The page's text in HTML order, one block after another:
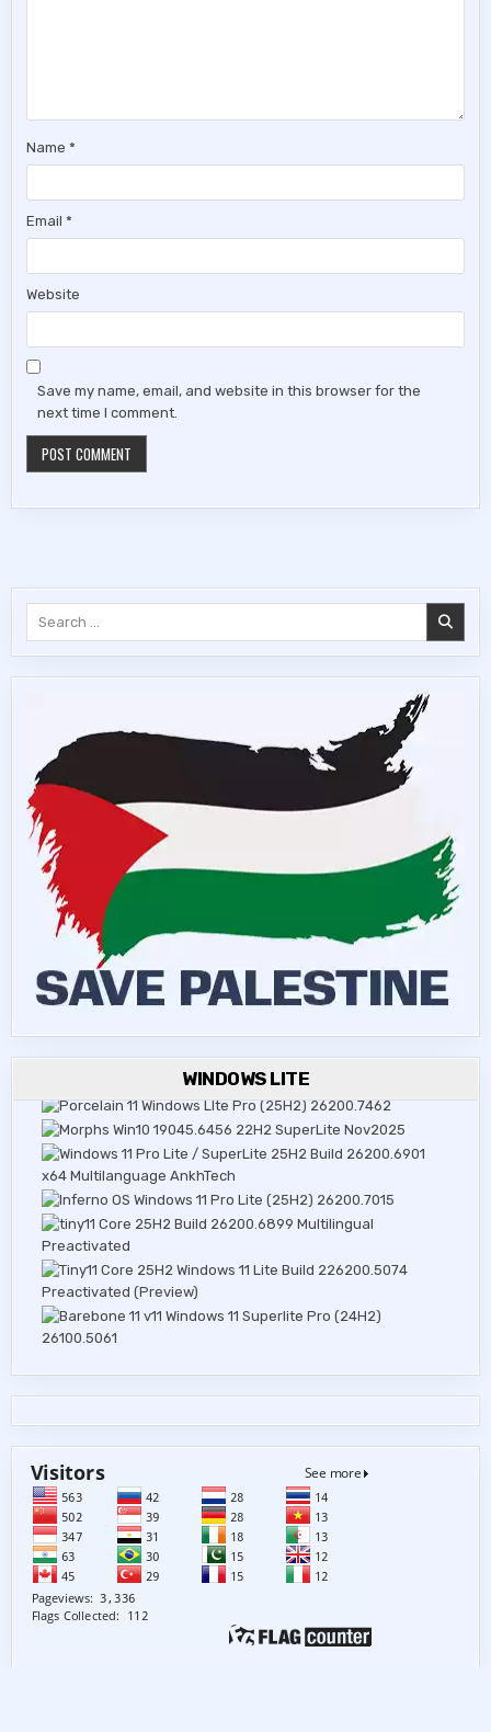
Name*
Email*
Website
Save my name, email, and website in this browser for the
next time I comment.
WINDOWS LITE